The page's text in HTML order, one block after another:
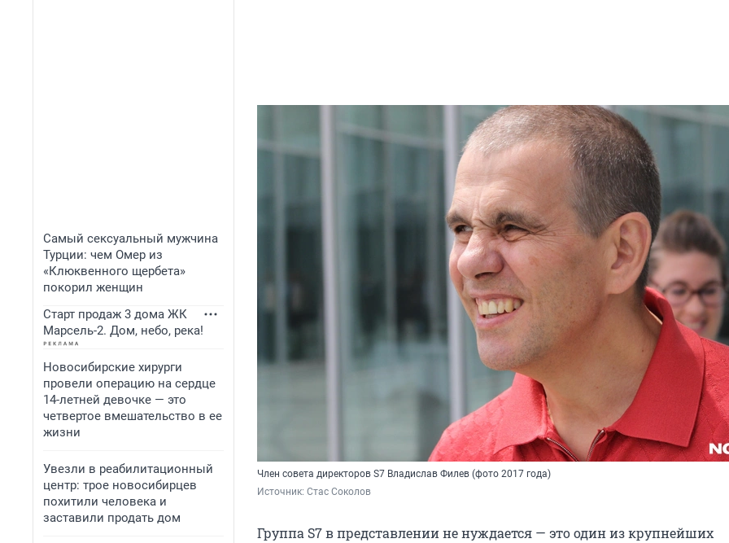
Самый сексуальный мужчина
Турции: чем Омер из
«Клюквенного щербета»
покорил женщин
Старт продаж 3 дома ЖК
Марсель-2. Дом, небо, река!
Новосибирские хирурги
провели операцию на сердце
14-летней девочке — это
четвертое вмешательство в ее
жизни
Увезли в реабилитационный
центр: трое новосибирцев
похитили человека и
заставили продать дом
Член совета директоров S7 Владислав Филев (фото 2017 года)
Источник: Стас Соколов
Группа S7 в представлении не нуждается — это один из крупнейших